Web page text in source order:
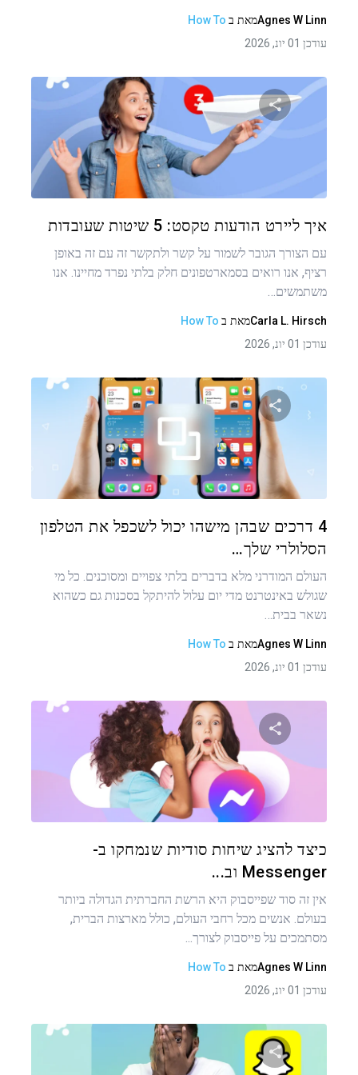
Agnes W Linnמאת ב How To
עודכן 01 יונ, 2026
שתף מאמר זה
איך ליירט הודעות טקסט: 5 שיטות שעובדות
עם הצורך הגובר לשמור על קשר ולתקשר זה עם זה באופן
רציף, אנו רואים בסמארטפונים חלק בלתי נפרד מחיינו. אנו
משתמשים…
Carla L. Hirschמאת ב How To
עודכן 01 יונ, 2026
שתף מאמר זה
4 דרכים שבהן מישהו יכול לשכפל את הטלפון
הסלולרי שלך…
העולם המודרני מלא בדברים בלתי צפויים ומסוכנים. כל מי
שגולש באינטרנט מדי יום עלול להיתקל בסכנות גם כשהוא
נשאר בבית…
Agnes W Linnמאת ב How To
עודכן 01 יונ, 2026
שתף מאמר זה
כיצד להציג שיחות סודיות שנמחקו ב-
Messenger וב...
אין זה סוד שפייסבוק היא הרשת החברתית הגדולה ביותר
בעולם. אנשים מכל רחבי העולם, כולל מארצות הברית,
מסתמכים על פייסבוק לצורך...
Agnes W Linnמאת ב How To
עודכן 01 יונ, 2026